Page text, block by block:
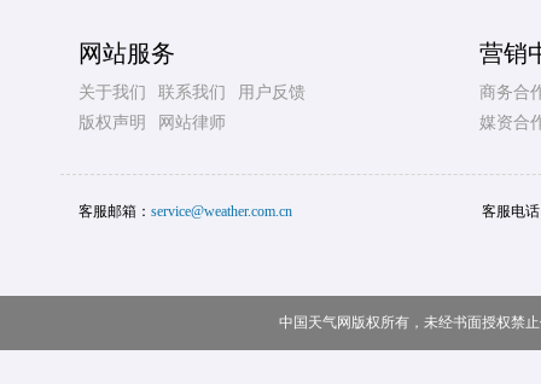
网站服务
关于我们 联系我们
用户反馈
版权声明
网站律师
营销
商务合
媒资合
客服邮箱： service@weather.com.cn 客服电
中国天气网版权所有，未经书面授权